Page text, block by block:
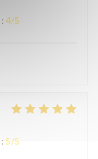
: 4/5
:5/5